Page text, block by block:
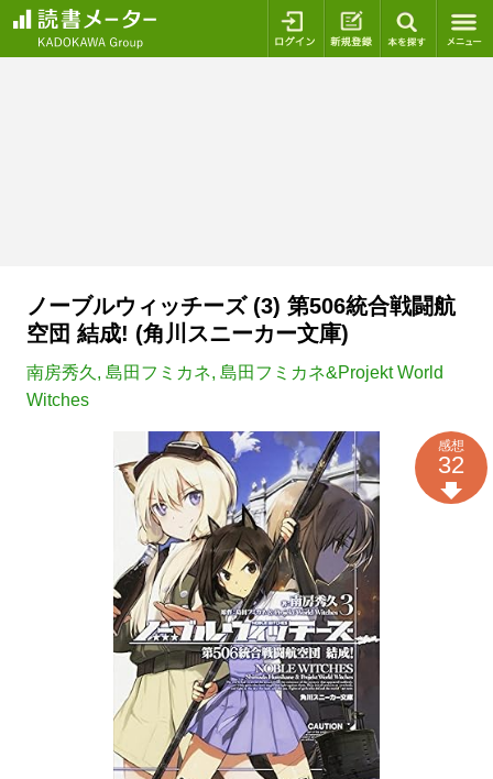
ログイン 新規登録
ノーブルウィッチーズ (3) 第506統合戦闘航
空団 結成! (角川スニーカー文庫)
南房秀久 , 島田フミカネ, 島田フミカネ&Projekt World
Witches
感想
32